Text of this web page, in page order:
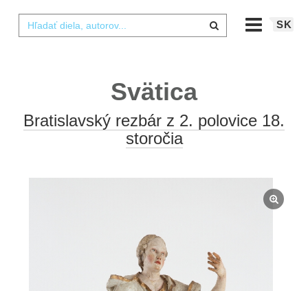
SK
Svätica
Bratislavský rezbár z 2. polovice 18.
storočia